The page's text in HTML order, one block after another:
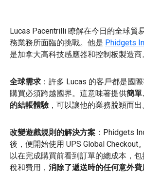
Lucas Pacentrilli 瞭解在今日的全球貿
務業務所面臨的挑戰。他是 Phidgets
是加拿大高科技感應器和控制板製造商
全球需求 ：許多 Lucas 的客戶都是國
購買必須跨越國界。這意味著提供簡單
的結帳體驗，可以讓他的業務脫穎而出
改變遊戲規則的解決方案 ：Phidgets
後，便開始使用 UPS Global Checkout
以在完成購買前看到訂單的總成本，
稅和費用， 消除了遞送時的任何意外費